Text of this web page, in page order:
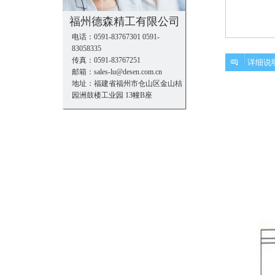
福州德森精工有限公司
电话：0591-83767301 0591-
83058335
传真：0591-83767251
邮箱：sales-lu@desen.com.cn
地址：福建省福州市仓山区金山桔
园洲鼓楼工业园 13幢B座
详细说